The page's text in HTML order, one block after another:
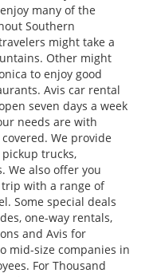
many of the
Southern
might take a
Other might
to enjoy good
Avis car rental
seven days a week
needs are with
We provide
pickup trucks,
We also offer you
trip with a range of
Some special deals
one-way rentals,
and Avis for
mid-size companies in
For Thousand